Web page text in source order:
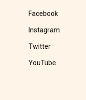
Facebook
Instagram
Twitter
YouTube